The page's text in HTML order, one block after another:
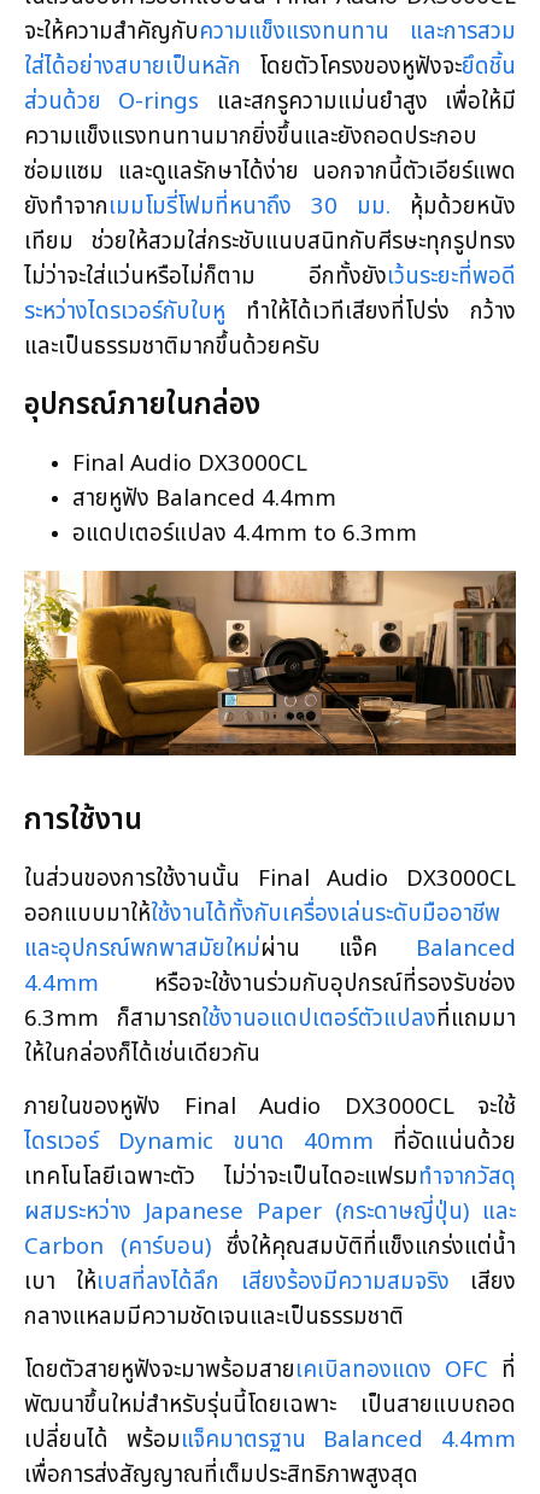
จะให้ความสำคัญกับความแข็งแรงทนทาน และการสวม
ใส่ได้อย่างสบายเป็นหลัก โดยตัวโครงของหูฟังจะยึดชิ้น
ส่วนด้วย O-rings และสกรูความแม่นยำสูง เพื่อให้มี
ความแข็งแรงทนทานมากยิ่งขึ้นและยังถอดประกอบ
ซ่อมแซม และดูแลรักษาได้ง่าย นอกจากนี้ตัวเอียร์แพด
ยังทำจากเมมโมรี่โฟมที่หนาถึง 30 มม. หุ้มด้วยหนัง
เทียม ช่วยให้สวมใส่กระชับแนบสนิทกับศีรษะทุกรูปทรง
ไม่ว่าจะใส่แว่นหรือไม่ก็ตาม อีกทั้งยังเว้นระยะที่พอดี
ระหว่างไดรเวอร์กับใบหู ทำให้ได้เวทีเสียงที่โปร่ง กว้าง
และเป็นธรรมชาติมากขึ้นด้วยครับ
อุปกรณ์ภายในกล่อง
Final Audio DX3000CL
สายหูฟัง Balanced 4.4mm
อแดปเตอร์แปลง 4.4mm to 6.3mm
การใช้งาน
ในส่วนของการใช้งานนั้น Final Audio DX3000CL
ออกแบบมาให้ใช้งานได้ทั้งกับเครื่องเล่นระดับมืออาชีพ
และอุปกรณ์พกพาสมัยใหม่ผ่าน แจ๊ค Balanced
4.4mm หรือจะใช้งานร่วมกับอุปกรณ์ที่รองรับช่อง
6.3mm ก็สามารถใช้งานอแดปเตอร์ตัวแปลงที่แถมมา
ให้ในกล่องก็ได้เช่นเดียวกัน
ภายในของหูฟัง Final Audio DX3000CL จะใช้
ไดรเวอร์ Dynamic ขนาด 40mm ที่อัดแน่นด้วย
เทคโนโลยีเฉพาะตัว ไม่ว่าจะเป็นไดอะแฟรมทำจากวัสดุ
ผสมระหว่าง Japanese Paper (กระดาษญี่ปุ่น) และ
Carbon (คาร์บอน)ซึ่งให้คุณสมบัติที่แข็งแกร่งแต่น้ำ
เบา ให้เบสที่ลงได้ลึก เสียงร้องมีความสมจริง เสียง
กลางแหลมมีความชัดเจนและเป็นธรรมชาติ
โดยตัวสายหูฟังจะมาพร้อมสายเคเบิลทองแดง OFC ที่
พัฒนาขึ้นใหม่สำหรับรุ่นนี้โดยเฉพาะ เป็นสายแบบถอด
เปลี่ยนได้ พร้อมแจ็คมาตรฐาน Balanced 4.4mm
เพื่อการส่งสัญญาณที่เต็มประสิทธิภาพสูงสุด